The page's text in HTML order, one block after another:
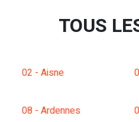
TOUS
02 - Aisne
08 - Ardennes